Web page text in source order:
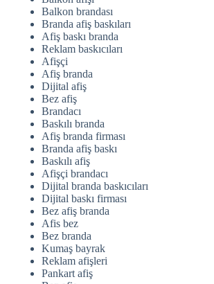
Balkon brandası
Branda afiş baskıları
Afiş baskı branda
Reklam baskıcıları
Afişçi
Afiş branda
Dijital afiş
Bez afiş
Brandacı
Baskılı branda
Afiş branda firması
Branda afiş baskı
Baskılı afiş
Afişçi brandacı
Dijital branda baskıcıları
Dijital baskı firması
Bez afiş branda
Afis bez
Bez branda
Kumaş bayrak
Reklam afişleri
Pankart afiş